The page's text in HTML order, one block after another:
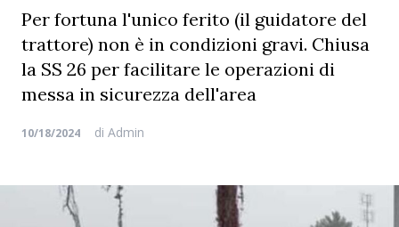
Per fortuna l'unico ferito (il guidatore del
trattore) non è in condizioni gravi. Chiusa
la SS 26 per facilitare le operazioni di
messa in sicurezza dell'area
10/18/2024 di Admin